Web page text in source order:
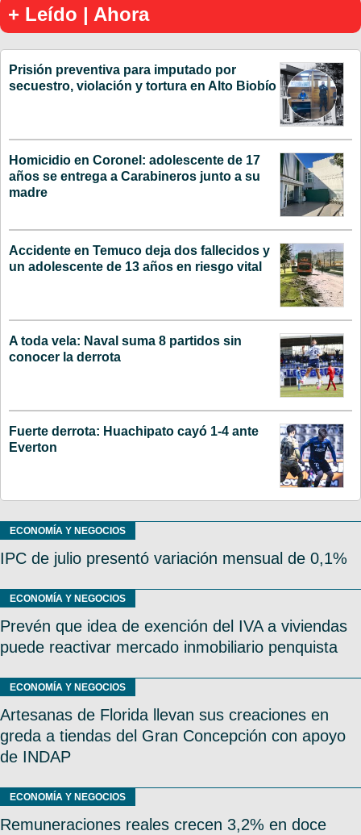
+ Leído | Ahora
Prisión preventiva para imputado por
secuestro, violación y tortura en Alto Biobío
Homicidio en Coronel: adolescente de 17
años se entrega a Carabineros junto a su
madre
Accidente en Temuco deja dos fallecidos y
un adolescente de 13 años en riesgo vital
A toda vela: Naval suma 8 partidos sin
conocer la derrota
Fuerte derrota: Huachipato cayó 1-4 ante
Everton
ECONOMÍA Y NEGOCIOS
IPC de julio presentó variación mensual de 0,1%
ECONOMÍA Y NEGOCIOS
Prevén que idea de exención del IVA a viviendas
puede reactivar mercado inmobiliario penquista
ECONOMÍA Y NEGOCIOS
Artesanas de Florida llevan sus creaciones en
greda a tiendas del Gran Concepción con apoyo
de INDAP
ECONOMÍA Y NEGOCIOS
Remuneraciones reales crecen 3,2% en doce